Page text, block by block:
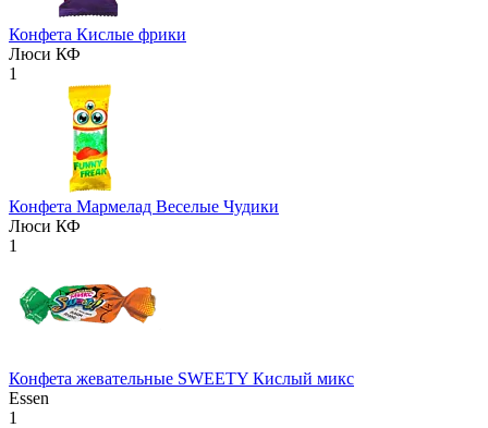
Конфета Кислые фрики
Люси КФ
1
Конфета Мармелад Веселые Чудики
Люси КФ
1
Конфета жевательные SWEETY Кислый микс
Essen
1